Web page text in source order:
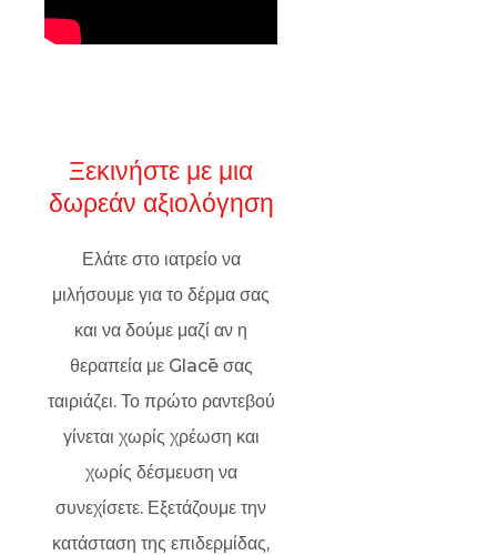
Ξεκινήστε με μια
δωρεάν αξιολόγηση
Ελάτε στο ιατρείο να
μιλήσουμε για το δέρμα σας
και να δούμε μαζί αν η
θεραπεία με Glacē σας
ταιριάζει. Το πρώτο ραντεβού
γίνεται χωρίς χρέωση και
χωρίς δέσμευση να
συνεχίσετε. Εξετάζουμε την
κατάσταση της επιδερμίδας,